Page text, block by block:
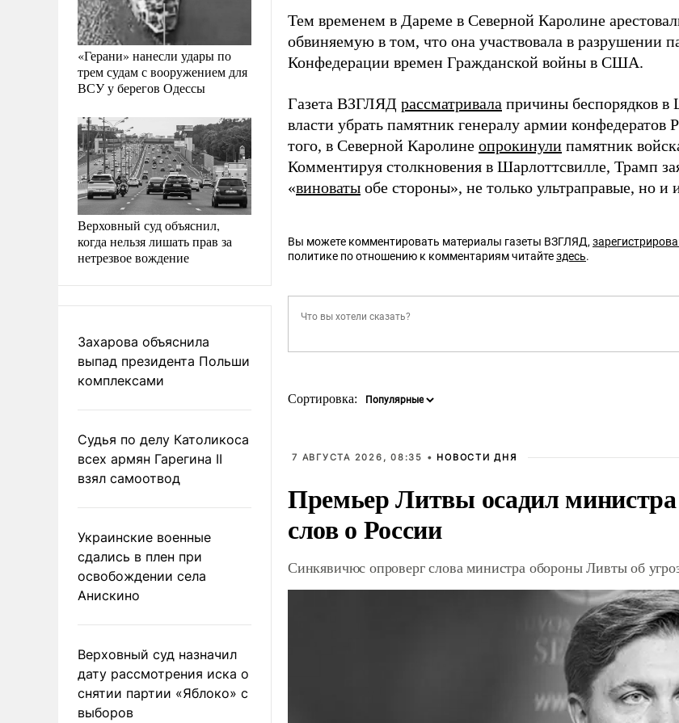
«Герани» нанесли удары по
трем судам с вооружением для
ВСУ у берегов Одессы
Верховный суд объяснил,
когда нельзя лишать прав за
нетрезвое вождение
Захарова объяснила
выпад президента Польши
комплексами
Судья по делу Католикоса
всех армян Гарегина II
взял самоотвод
Украинские военные
сдались в плен при
освобождении села
Анискино
Верховный суд назначил
дату рассмотрения иска о
снятии партии «Яблоко» с
выборов
Тем временем в Дареме в Северной Каролине
обвиняемую в том, что она участвовала в разрушении
Конфедерации времен Гражданской войны в США.
Газета ВЗГЛЯД рассматривала причины беспорядков в
власти убрать памятник генералу армии
того, в Северной Каролине опрокинули памятник
Комментируя столкновения в Шарлоттсвилле, Трамп
«виноваты обе стороны», не только ультраправые, но и
Вы можете комментировать материалы газеты ВЗГЛЯД,
политике по отношению к комментариям читайтездесь.
Сортировка:
7 АВГУСТА 2026, 08:35 • НОВОСТИ ДНЯ
Премьер Литвы осадил
слов о России
Синкявичюс опроверг слова министра обороны Ливты об